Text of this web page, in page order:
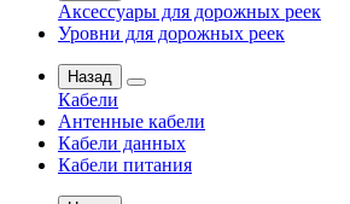
Аксессуары для дорожных реек
Уровни для дорожных реек
Назад
Кабели
Антенные кабели
Кабели данных
Кабели питания